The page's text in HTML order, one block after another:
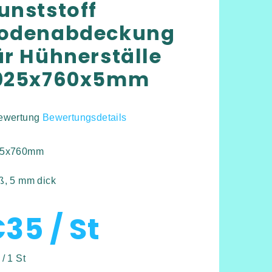
Hühnerställe
Bewertungsdetails
5 mm dick
/ St
/ 1 St